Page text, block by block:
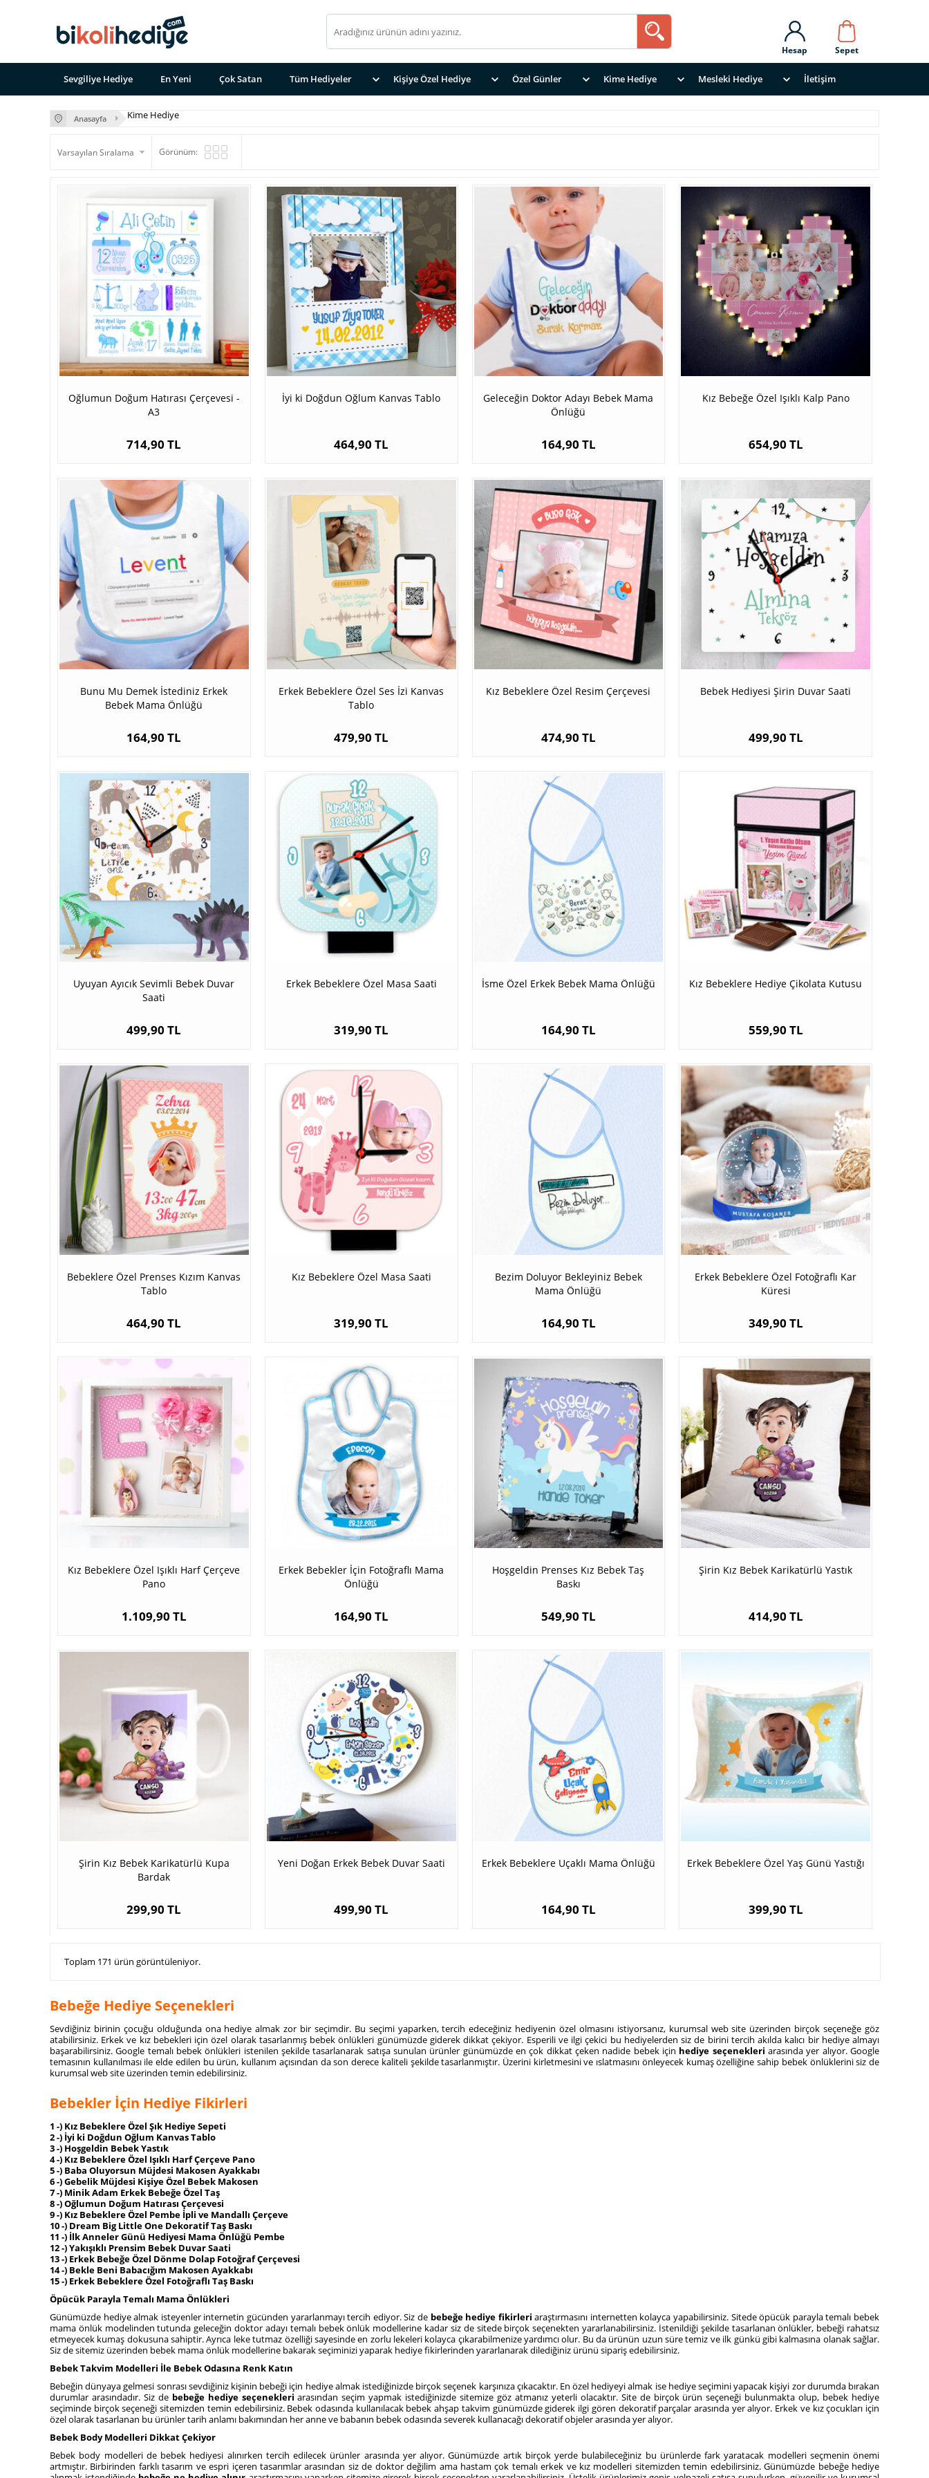
Sepet
Hesap
Sevgiliye Hediye En Yeni Çok Satan Tüm Hediyeler Kişiye Özel Hediye Özel Günler Kime Hediye Mesleki Hediye İletişim
Anasayfa Kime Hediye
Görünüm:
Oğlumun Doğum Hatırası Çerçevesi -
A3
714,90 TL
İyi ki Doğdun Oğlum Kanvas Tablo
464,90 TL
Geleceğin Doktor Adayı Bebek Mama
Önlüğü
164,90 TL
Kız Bebeğe Özel Işıklı Kalp Pano
654,90 TL
Bunu Mu Demek İstediniz Erkek
Bebek Mama Önlüğü
164,90 TL
Erkek Bebeklere Özel Ses İzi Kanvas
Tablo
479,90 TL
Kız Bebeklere Özel Resim Çerçevesi
474,90 TL
Bebek Hediyesi Şirin Duvar Saati
499,90 TL
Uyuyan Ayıcık Sevimli Bebek Duvar
Saati
499,90 TL
Erkek Bebeklere Özel Masa Saati
319,90 TL
İsme Özel Erkek Bebek Mama Önlüğü
164,90 TL
Kız Bebeklere Hediye Çikolata Kutusu
559,90 TL
Bebeklere Özel Prenses Kızım Kanvas
Tablo
464,90 TL
Kız Bebeklere Özel Masa Saati
319,90 TL
Bezim Doluyor Bekleyiniz Bebek
Mama Önlüğü
164,90 TL
Erkek Bebeklere Özel Fotoğraflı Kar
Küresi
349,90 TL
Kız Bebeklere Özel Işıklı Harf Çerçeve
Pano
1.109,90 TL
Erkek Bebekler İçin Fotoğraflı Mama
Önlüğü
164,90 TL
Hoşgeldin Prenses Kız Bebek Taş
Baskı
549,90 TL
Şirin Kız Bebek Karikatürlü Yastık
414,90 TL
Şirin Kız Bebek Karikatürlü Kupa
Bardak
299,90 TL
Yeni Doğan Erkek Bebek Duvar Saati
499,90 TL
Erkek Bebeklere Uçaklı Mama Önlüğü
164,90 TL
Erkek Bebeklere Özel Yaş Günü Yastığı
399,90 TL
Toplam 171 ürün görüntüleniyor.
Bebeğe Hediye Seçenekleri
Sevdiğiniz birinin çocuğu olduğunda ona hediye almak zor bir seçimdir. Bu seçimi yaparken, tercih edeceğiniz hediyenin özel olmasını istiyorsanız, kurumsal web site üzerinden birçok seçeneğe göz
atabilirsiniz. Erkek ve kız bebekleri için özel olarak tasarlanmış bebek önlükleri günümüzde giderek dikkat çekiyor. Esperili ve ilgi çekici bu hediyelerden siz de birini tercih akılda kalıcı bir hediye almayı
başarabilirsiniz. Google temalı bebek önlükleri istenilen şekilde tasarlanarak satışa sunulan ürünler günümüzde en çok dikkat çeken nadide bebek için hediye seçenekleri arasında yer alıyor. Google
temasının kullanılması ile elde edilen bu ürün, kullanım açısından da son derece kaliteli şekilde tasarlanmıştır. Üzerini kirletmesini ve ıslatmasını önleyecek kumaş özelliğine sahip bebek önlüklerini siz de
kurumsal web site üzerinden temin edebilirsiniz.
Bebekler İçin Hediye Fikirleri
1 -) Kız Bebeklere Özel Şık Hediye Sepeti
2 -) İyi ki Doğdun Oğlum Kanvas Tablo
3 -) Hoşgeldin Bebek Yastık
4 -) Kız Bebeklere Özel Işıklı Harf Çerçeve Pano
5 -) Baba Oluyorsun Müjdesi Makosen Ayakkabı
6 -) Gebelik Müjdesi Kişiye Özel Bebek Makosen
7 -) Minik Adam Erkek Bebeğe Özel Taş
8 -) Oğlumun Doğum Hatırası Çerçevesi
9 -) Kız Bebeklere Özel Pembe İpli ve Mandallı Çerçeve
10 -) Dream Big Little One Dekoratif Taş Baskı
11 -) İlk Anneler Günü Hediyesi Mama Önlüğü Pembe
12 -) Yakışıklı Prensim Bebek Duvar Saati
13 -) Erkek Bebeğe Özel Dönme Dolap Fotoğraf Çerçevesi
14 -) Bekle Beni Babacığım Makosen Ayakkabı
15 -) Erkek Bebeklere Özel Fotoğraflı Taş Baskı
Öpücük Parayla Temalı Mama Önlükleri
Günümüzde hediye almak isteyenler internetin gücünden yararlanmayı tercih ediyor. Siz de bebeğe hediye fikirleriaraştırmasını internetten kolayca yapabilirsiniz. Sitede öpücük parayla temalı bebek
mama önlük modelinden tutunda geleceğin doktor adayı temalı bebek önlük modellerine kadar siz de sitede birçok seçenekten yararlanabilirsiniz. İstenildiği şekilde tasarlanan önlükler, bebeği rahatsız
etmeyecek kumaş dokusuna sahiptir. Ayrıca leke tutmaz özelliği sayesinde en zorlu lekeleri kolayca çıkarabilmenize yardımcı olur. Bu da ürünün uzun süre temiz ve ilk günkü gibi kalmasına olanak sağlar.
Siz de sitemiz üzerinden bebek mama önlük modellerine bakarak seçiminizi yaparak hediye fikirlerinden yararlanarak dilediğiniz ürünü sipariş edebilirsiniz.
Bebek Takvim Modelleri İle Bebek Odasına Renk Katın
Bebeğin dünyaya gelmesi sonrası sevdiğiniz kişinin bebeği için hediye almak istediğinizde birçok seçenek karşınıza çıkacaktır. En özel hediyeyi almak ise hediye seçimini yapacak kişiyi zor durumda bırakan
durumlar arasındadır. Siz de bebeğe hediye seçenekleriarasından seçim yapmak istediğinizde sitemize göz atmanız yeterli olacaktır. Site de birçok ürün seçeneği bulunmakta olup, bebek hediye
seçiminde birçok seçeneği sitemizden temin edebilirsiniz. Bebek odasında kullanılacak bebek ahşap takvim günümüzde giderek ilgi gören dekoratif parçalar arasında yer alıyor. Erkek ve kız çocukları için
özel olarak tasarlanan bu ürünler tarih anlamı bakımından her anne ve babanın bebek odasında severek kullanacağı dekoratif objeler arasında yer alıyor.
Bebek Body Modelleri Dikkat Çekiyor
Bebek body modelleri de bebek hediyesi alınırken tercih edilecek ürünler arasında yer alıyor. Günümüzde artık birçok yerde bulabileceğiniz bu ürünlerde fark yaratacak modelleri seçmenin önemi
artmıştır. Birbirinden farklı tasarım ve espri içeren tasarımlar arasından siz de doktor değilim ama hastam çok temalı erkek ve kız modelleri sitemizden temin edebilirsiniz. Günümüzde bebeğe hediye